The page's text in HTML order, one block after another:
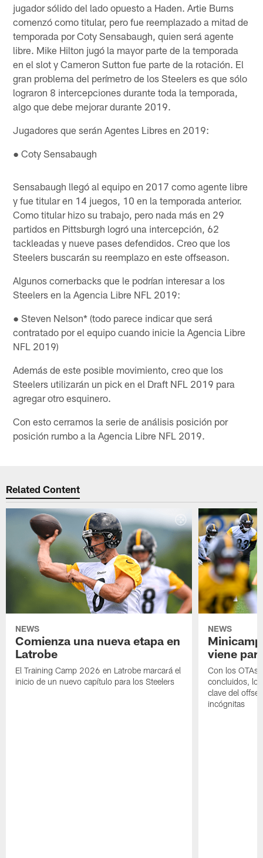
jugador sólido del lado opuesto a Haden. Artie Burns
comenzó como titular, pero fue reemplazado a mitad de
temporada por Coty Sensabaugh, quien será agente
libre. Mike Hilton jugó la mayor parte de la temporada
en el slot y Cameron Sutton fue parte de la rotación. El
gran problema del perímetro de los Steelers es que sólo
lograron 8 intercepciones durante toda la temporada,
algo que debe mejorar durante 2019.
Jugadores que serán Agentes Libres en 2019:
● Coty Sensabaugh
Sensabaugh llegó al equipo en 2017 como agente libre
y fue titular en 14 juegos, 10 en la temporada anterior.
Como titular hizo su trabajo, pero nada más en 29
partidos en Pittsburgh logró una intercepción, 62
tackleadas y nueve pases defendidos. Creo que los
Steelers buscarán su reemplazo en este offseason.
Algunos cornerbacks que le podrían interesar a los
Steelers en la Agencia Libre NFL 2019:
● Steven Nelson* (todo parece indicar que será
contratado por el equipo cuando inicie la Agencia Libre
NFL 2019)
Además de este posible movimiento, creo que los
Steelers utilizarán un pick en el Draft NFL 2019 para
agregar otro esquinero.
Con esto cerramos la serie de análisis posición por
posición rumbo a la Agencia Libre NFL 2019.
Related Content
NEWS
Comienza una nueva etapa en
Latrobe
El Training Camp 2026 en Latrobe marcará el
inicio de un nuevo capítulo para los Steelers
NEWS
viene
Con los OTAs
concluidos,
clave del
incógnitas